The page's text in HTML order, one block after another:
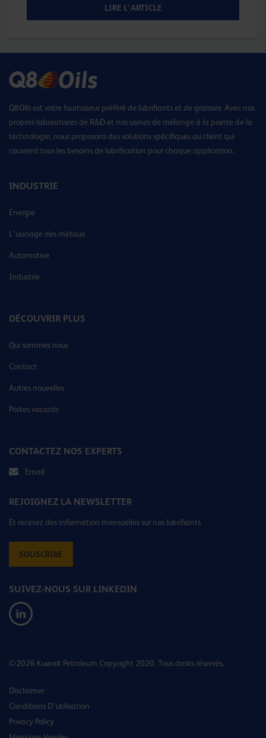
LIRE L'ARTICLE
Q8Oils est votre fournisseur préféré de lubrifiants et de graisses. Avec nos
propres laboratoires de R&D et nos usines de mélange à la pointe de la
technologie, nous proposons des solutions spécifiques au client qui
couvrent tous les besoins de lubrification pour chaque application.
INDUSTRIE
Energie
L’usinage des métaux
Automotive
Industrie
DÉCOUVRIR PLUS
Qui sommes nous
Contact
Autres nouvelles
Postes vacants
CONTACTEZ NOS EXPERTS
Email
REJOIGNEZ LA NEWSLETTER
Et recevez des information mensuelles sur nos lubrifiants
SOUSCRIRE
SUIVEZ-NOUS SUR LINKEDIN
©2026 Kuwait Petroleum Copyright 2020. Tous droits réservés.
Disclaimer
Conditions D’utilisation
Privacy Policy